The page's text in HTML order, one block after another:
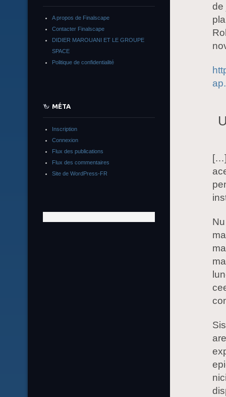
de
[…]
A propos de Finalscape
Contacter Finalscape
DIDIER MAROUANI ET LE GROUPE
SPACE
Politique de confidentialité
MÉTA
Inscription
Connexion
Flux des publications
Flux des commentaires
Site de WordPress-FR